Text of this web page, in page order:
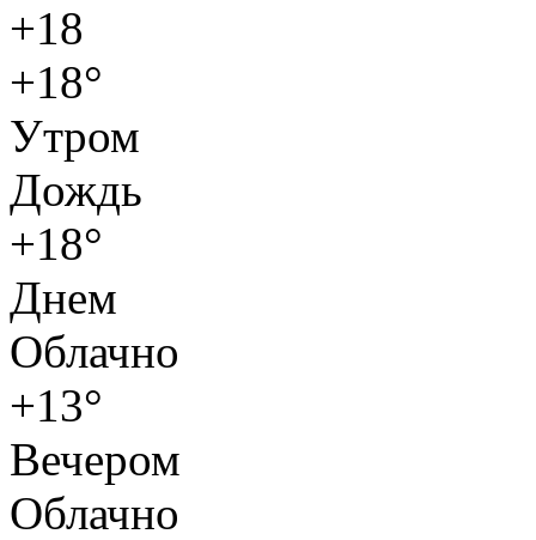
+18
+18°
Утром
Дождь
+18°
Днем
Облачно
+13°
Вечером
Облачно